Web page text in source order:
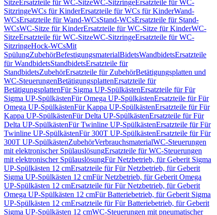
SitzeErsatzteile für WC-SitzeWC-SitzringeErsatzteile für WC-
SitzringeWCs für KinderErsatzteile für WCs für KinderWand-
WCsErsatzteile für Wand-WCsStand-WCsErsatzteile für Stand-
WCsWC-Sitze für KinderErsatzteile für WC-Sitze für KinderWC-
SitzeErsatzteile für WC-SitzeWC-SitzringeErsatzteile für WC-
SitzringeHock-WCsMit
SpülungZubehörBefestigungsmaterialBidetsWandbidetsErsatzteile
für WandbidetsStandbidetsErsatzteile für
StandbidetsZubehörErsatzteile für ZubehörBetätigungsplatten und
WC-SteuerungenBetätigungsplattenErsatzteile für
BetätigungsplattenFür Sigma UP-SpülkästenErsatzteile für Für
Sigma UP-SpülkästenFür Omega UP-SpülkästenErsatzteile für Für
Omega UP-SpülkästenFür Kappa UP-SpülkästenErsatzteile für Für
Kappa UP-SpülkästenFür Delta UP-SpülkästenErsatzteile für Für
Delta UP-SpülkästenFür Twinline UP-SpülkästenErsatzteile für Für
Twinline UP-SpülkästenFür 300T UP-SpülkästenErsatzteile für Für
300T UP-SpülkästenZubehörVerbrauchsmaterialWC-Steuerungen
mit elektronischer SpülauslösungErsatzteile für WC-Steuerungen
mit elektronischer SpülauslösungFür Netzbetrieb, für Geberit Sigma
UP-Spülkästen 12 cmErsatzteile für Für Netzbetrieb, für Geberit
Sigma UP-Spülkästen 12 cmFür Netzbetrieb, für Geberit Omega
UP-Spülkästen 12 cmErsatzteile für Für Netzbetrieb, für Geberit
Omega UP-Spülkästen 12 cmFür Batteriebetrieb, für Geberit Sigma
UP-Spülkästen 12 cmErsatzteile für Für Batteriebetrieb, für Geberit
Sigma UP-Spülkästen 12 cmWC-Steuerungen mit pneumatischer